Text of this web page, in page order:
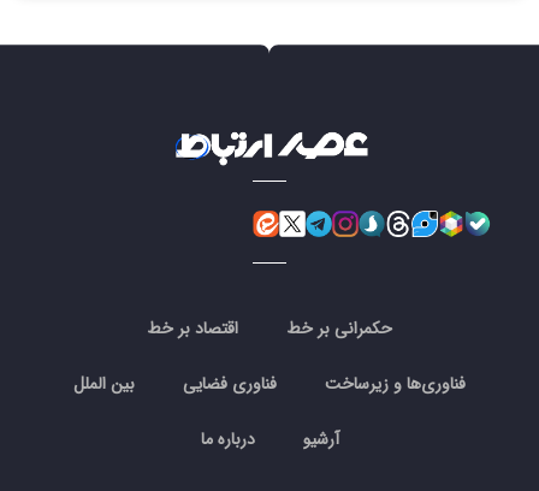
حکمرانی بر خط اقتصاد بر خط
فناوری‌ها و زیرساخت فناوری فضایی بین الملل
آرشیو درباره ما